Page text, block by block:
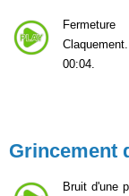
00:04.
Grincement
Bruit d'une